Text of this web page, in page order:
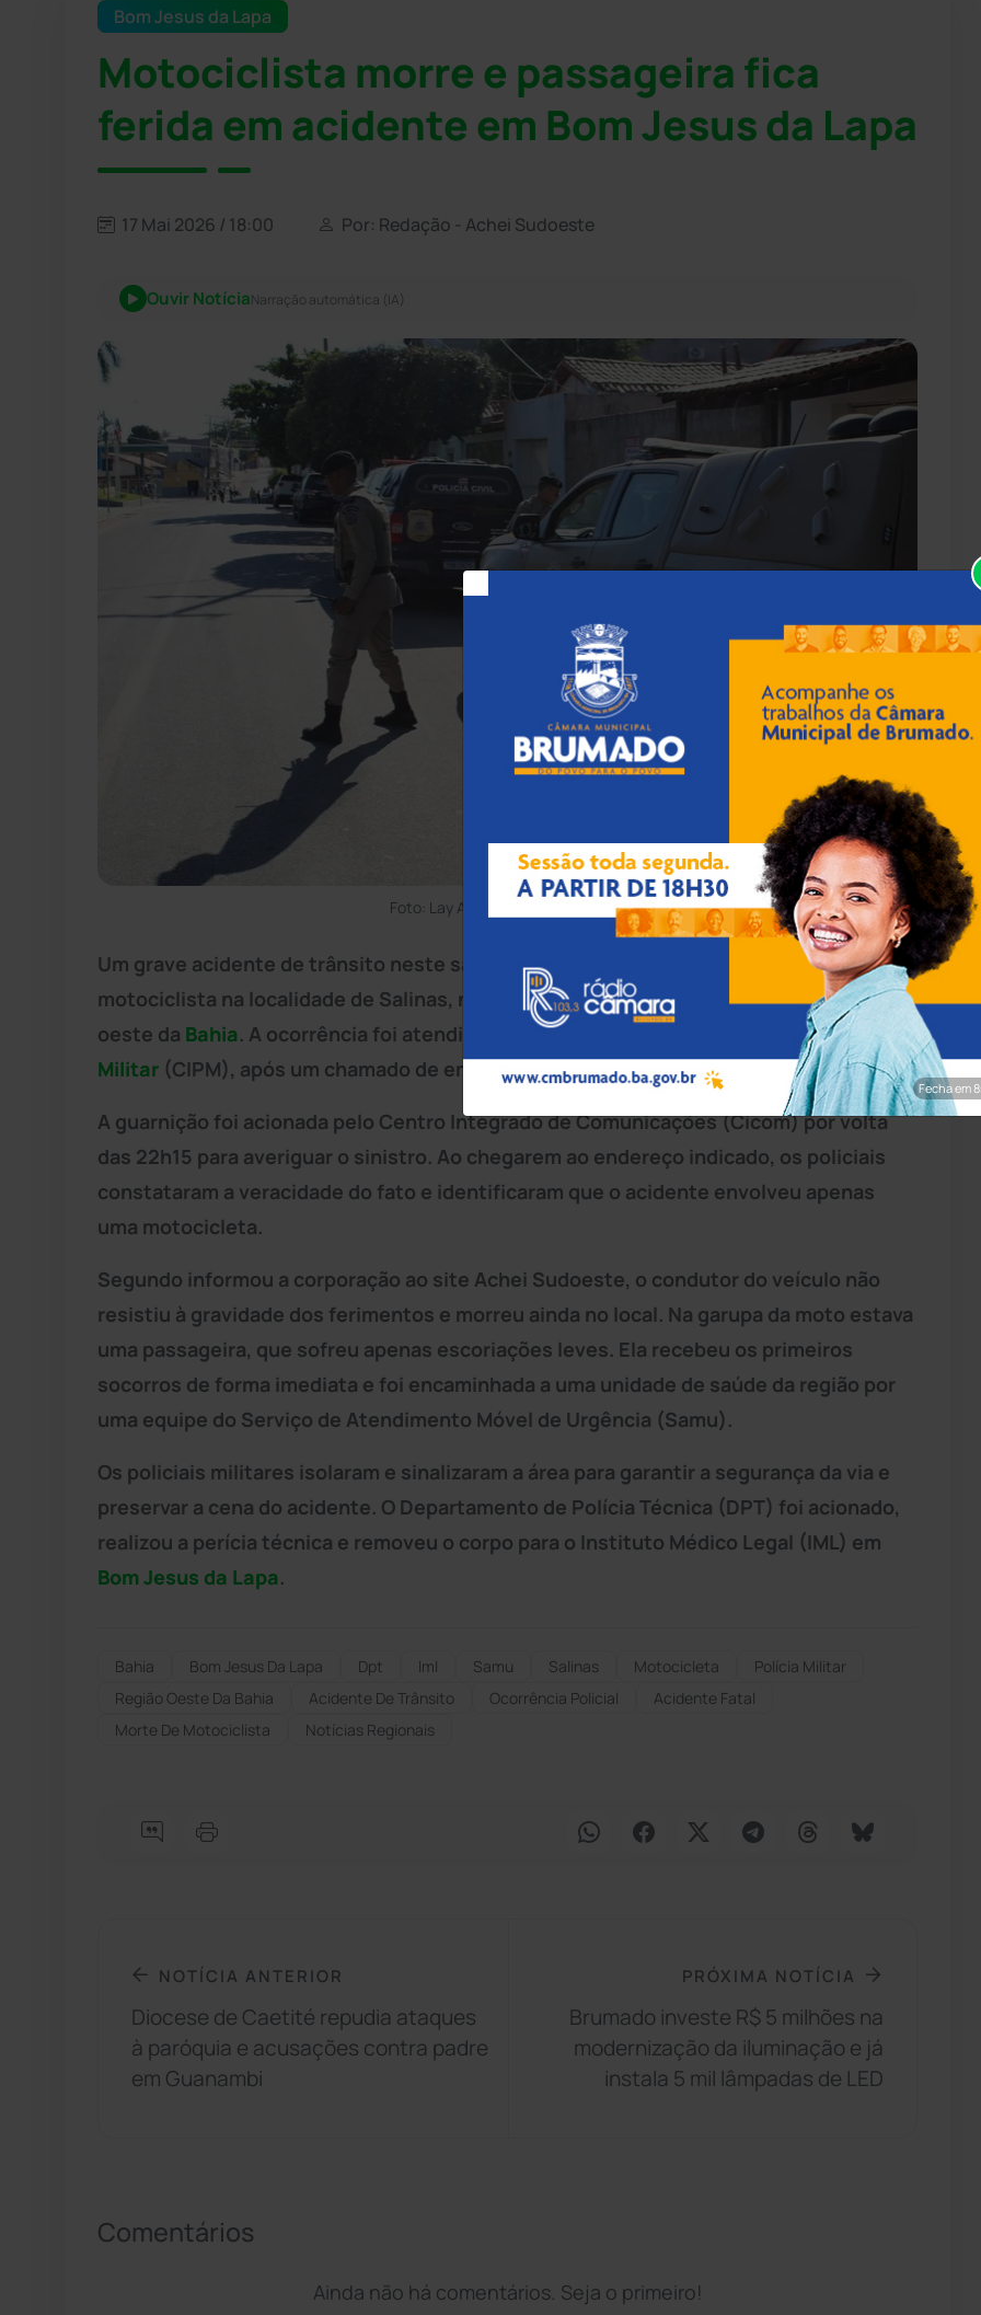
Bom Jesus da Lapa
Motociclista morre e passageira fica
ferida em acidente em Bom Jesus da Lapa
17 Mai 2026 / 18:00 Por: Redação - Achei Sudoeste
Ouvir NotíciaNarração automática (IA)
Foto: Lay Amorim/Achei Sudoeste
Um grave acidente de trânsito neste sábado (16) resultou na morte de um
motociclista na localidade de Salinas, no município deBom Jesus da Lapa, na região
oeste da Bahia. A ocorrência foi atendida pela 38ª Companhia Independente dePolícia
Militar (CIPM), após um chamado de emergência.
A guarnição foi acionada pelo Centro Integrado de Comunicações (Cicom) por volta
das 22h15 para averiguar o sinistro. Ao chegarem ao endereço indicado, os policiais
constataram a veracidade do fato e identificaram que o acidente envolveu apenas
uma motocicleta.
Segundo informou a corporação ao site Achei Sudoeste, o condutor do veículo não
resistiu à gravidade dos ferimentos e morreu ainda no local. Na garupa da moto estava
uma passageira, que sofreu apenas escoriações leves. Ela recebeu os primeiros
socorros de forma imediata e foi encaminhada a uma unidade de saúde da região por
uma equipe do Serviço de Atendimento Móvel de Urgência (Samu).
Os policiais militares isolaram e sinalizaram a área para garantir a segurança da via e
preservar a cena do acidente. O Departamento de Polícia Técnica (DPT) foi acionado,
realizou a perícia técnica e removeu o corpo para o Instituto Médico Legal (IML) em
Bom Jesus da Lapa.
Bahia Bom Jesus Da Lapa Dpt Iml Samu Salinas Motocicleta
Polícia Militar
Região Oeste Da Bahia
Acidente De Trânsito Ocorrência Policial
Acidente Fatal
Morte De Motociclista
Notícias Regionais
NOTÍCIA ANTERIOR
Diocese de Caetité repudia ataques
à paróquia e acusações contra padre
em Guanambi
PRÓXIMA NOTÍCIA
Brumado investe R$ 5 milhões na
modernização da iluminação e já
instala 5 mil lâmpadas de LED
Comentários
Ainda não há comentários. Seja o primeiro!
Fecha em